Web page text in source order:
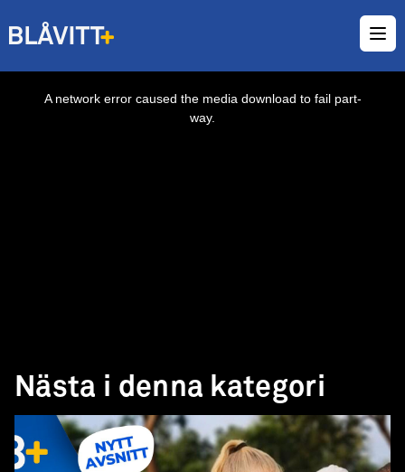
A network error caused the media download to fail part-
way.
Nästa i denna kategori